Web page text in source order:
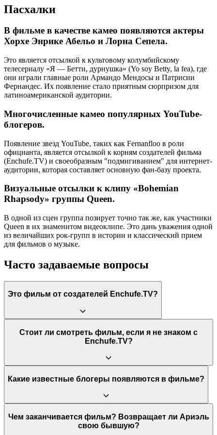
Пасхалки
В фильме в качестве камео появляются актеры
Хорхе Энрике Абельо и Лорна Сепела.
Это является отсылкой к культовому колумбийскому
телесериалу «Я — Бетти, дурнушка» (Yo soy Betty, la fea), где
они играли главные роли Армандо Мендосы и Патрисии
Фернандес. Их появление стало приятным сюрпризом для
латиноамериканской аудитории.
Многочисленные камео популярных YouTube-
блогеров.
Появление звезд YouTube, таких как Fernanfloo в роли
официанта, является отсылкой к корням создателей фильма
(Enchufe.TV) и своеобразным "подмигиванием" для интернет-
аудитории, которая составляет основную фан-базу проекта.
Визуальные отсылки к клипу «Bohemian
Rhapsody» группы Queen.
В одной из сцен группа позирует точно так же, как участники
Queen в их знаменитом видеоклипе. Это дань уважения одной
из величайших рок-групп в истории и классический прием
для фильмов о музыке.
Часто задаваемые вопросы
Это фильм от создателей Enchufe.TV?
Да, «Посвящается моей бывшей» — это первый
полнометражный фильм, созданный командой популярного
выступил один из основателей канала, Хорхе Уллоа, а главные
роли исполнили актеры, известные по скетчам канала.
Стоит ли смотреть фильм, если я не знаком с
Enchufe.TV?
Да, вполне. Хотя фильм содержит много отсылок и юмор в
погоне за любовью является универсальным и понятным для
любой аудитории. Это самостоятельная история, которая не
требует предварительного знакомства с творчеством
создателей.
Какие известные блогеры появляются в фильме?
В фильме есть множество камео популярных
латиноамериканских YouTube-звезд. Среди них можно
Чем заканчивается фильм? Возвращает ли Ариэль
свою бывшую?